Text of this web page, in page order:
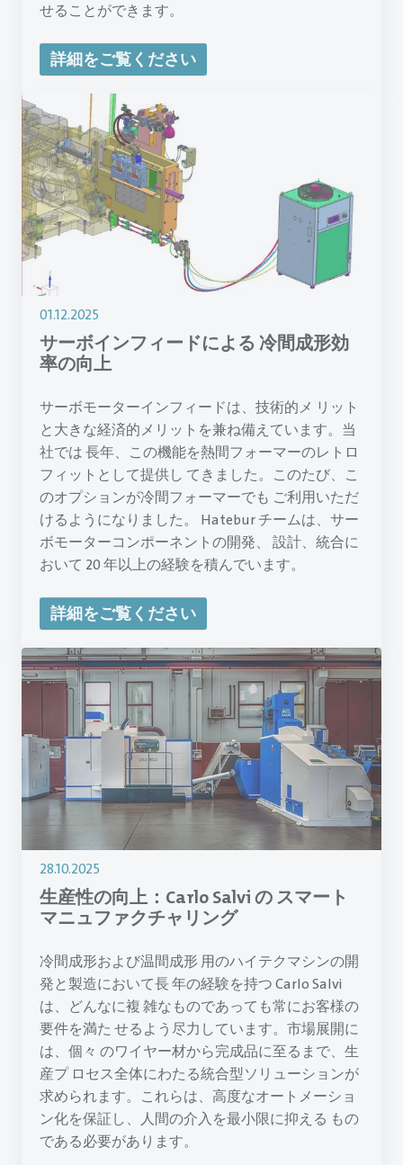
せることができます。
詳細をご覧ください
01.12.2025
サーボインフィードによる 冷間成形効
率の向上
サーボモーターインフィードは、技術的メ リット
と大きな経済的メリットを兼ね備えています。当
社では 長年、この機能を熱間フォーマーのレトロ
フィットとして提供し てきました。このたび、こ
のオプションが冷間フォーマーでも ご利用いただ
けるようになりました。 Hatebur チームは、サー
ボモーターコンポーネントの開発、 設計、統合に
おいて 20 年以上の経験を積んでいます。
詳細をご覧ください
28.10.2025
生産性の向上：Carlo Salvi の スマート
マニュファクチャリング
冷間成形および温間成形 用のハイテクマシンの開
発と製造において長 年の経験を持つ Carlo Salvi
は、どんなに複 雑なものであっても常にお客様の
要件を満た せるよう尽力しています。市場展開に
は、個々 のワイヤー材から完成品に至るまで、生
産プ ロセス全体にわたる統合型ソリューションが
求められます。これらは、高度なオートメーショ
ン化を保証し、人間の介入を最小限に抑える もの
である必要があります。